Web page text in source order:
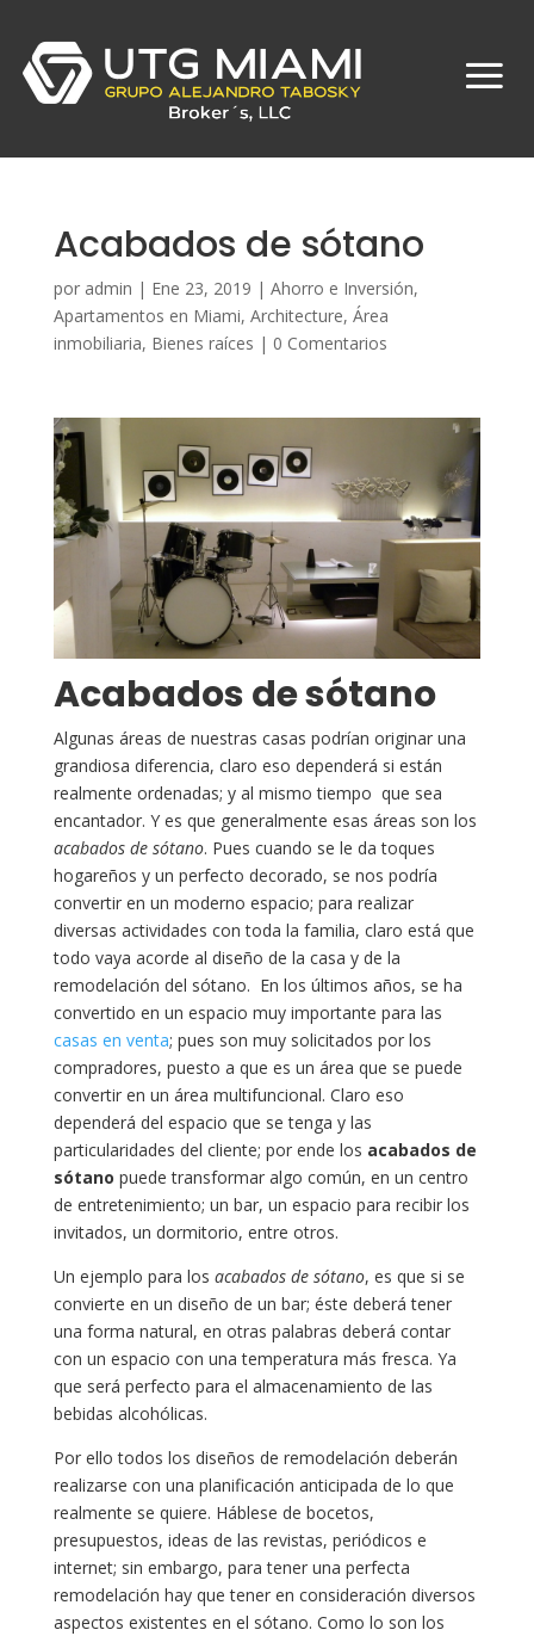
Acabados de sótano
por admin | Ene 23, 2019 | Ahorro e Inversión,
Apartamentos en Miami, Architecture, Área
inmobiliaria, Bienes raíces | 0 Comentarios
Acabados de sótano
Algunas áreas de nuestras casas podrían originar una
grandiosa diferencia, claro eso dependerá si están
realmente ordenadas; y al mismo tiempo que sea
encantador. Y es que generalmente esas áreas son los
acabados de sótano. Pues cuando se le da toques
hogareños y un perfecto decorado, se nos podría
convertir en un moderno espacio; para realizar
diversas actividades con toda la familia, claro está que
todo vaya acorde al diseño de la casa y de la
remodelación del sótano. En los últimos años, se ha
convertido en un espacio muy importante para las
casas en venta; pues son muy solicitados por los
compradores, puesto a que es un área que se puede
convertir en un área multifuncional. Claro eso
dependerá del espacio que se tenga y las
particularidades del cliente; por ende los acabados de
sótano puede transformar algo común, en un centro
de entretenimiento; un bar, un espacio para recibir los
invitados, un dormitorio, entre otros.
Un ejemplo para los acabados de sótano, es que si se
convierte en un diseño de un bar; éste deberá tener
una forma natural, en otras palabras deberá contar
con un espacio con una temperatura más fresca. Ya
que será perfecto para el almacenamiento de las
bebidas alcohólicas.
Por ello todos los diseños de remodelación deberán
realizarse con una planificación anticipada de lo que
realmente se quiere. Háblese de bocetos,
presupuestos, ideas de las revistas, periódicos e
internet; sin embargo, para tener una perfecta
remodelación hay que tener en consideración diversos
aspectos existentes en el sótano. Como lo son los